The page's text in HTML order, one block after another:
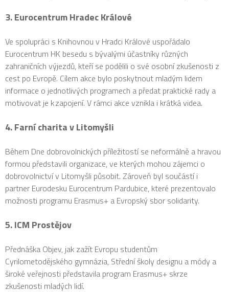
3. Eurocentrum Hradec Králové
Ve spolupráci s Knihovnou v Hradci Králové uspořádalo
Eurocentrum HK besedu s bývalými účastníky různých
zahraničních výjezdů, kteří se podělili o své osobní zkušenosti z
cest po Evropě. Cílem akce bylo poskytnout mladým lidem
informace o jednotlivých programech a předat praktické rady a
motivovat je k zapojení. V rámci akce vznikla i krátká videa.
4. Farní charita v Litomyšli
Během Dne dobrovolnických příležitostí se neformálně a hravou
formou představili organizace, ve kterých mohou zájemci o
dobrovolnictví v Litomyšli působit. Zároveň byl součástí i
partner Eurodesku Eurocentrum Pardubice, které prezentovalo
možnosti programu Erasmus+ a Evropský sbor solidarity.
5. ICM Prostějov
Přednáška Objev, jak zažít Evropu studentům
Cyrilometodějského gymnázia, Střední školy designu a módy a
široké veřejnosti představila program Erasmus+ skrze
zkušenosti mladých lidí.